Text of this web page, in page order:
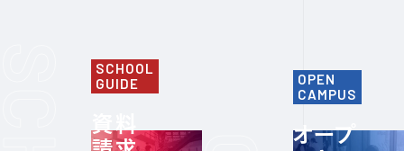
SCHOOL
GUIDE
資料
OPEN
CAMPUS
オープ